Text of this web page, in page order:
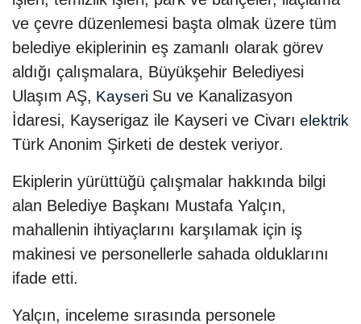
ve çevre düzenlemesi başta olmak üzere tüm
belediye ekiplerinin eş zamanlı olarak görev
aldığı çalışmalara, Büyükşehir Belediyesi
Ulaşım AŞ, Kayseri Su ve Kanalizasyon
İdaresi, Kayserigaz ile Kayseri ve Civarı elektrik
Türk Anonim Şirketi de destek veriyor.
Ekiplerin yürüttüğü çalışmalar hakkında bilgi
alan Belediye Başkanı Mustafa Yalçın,
mahallenin ihtiyaçlarını karşılamak için iş
makinesi ve personellerle sahada olduklarını
ifade etti.
Yalçın, inceleme sırasında personele